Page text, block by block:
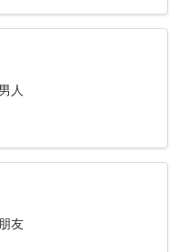
人
友